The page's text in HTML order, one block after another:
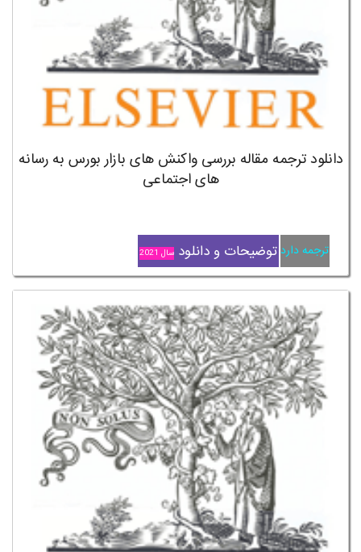
دانلود ترجمه مقاله بررسی واکنش های بازار بورس به رسانه
های اجتماعی
ترجمه دارد توضیحات و دانلود سال 2021